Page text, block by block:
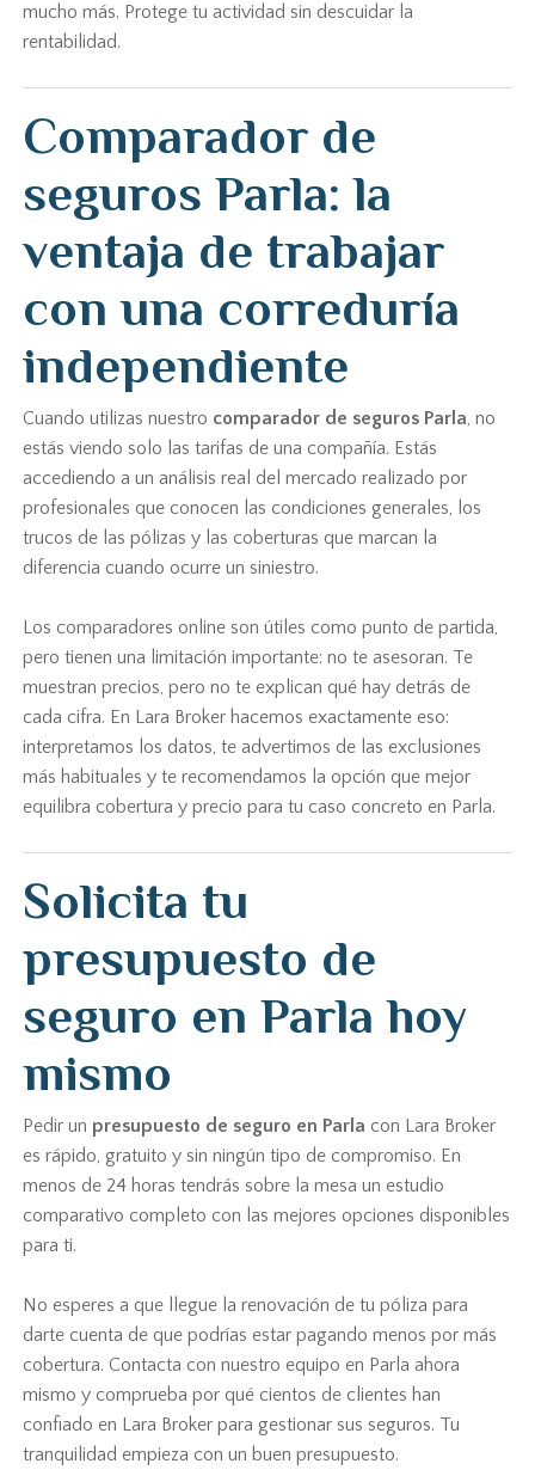
mucho más. Protege tu actividad sin descuidar la
rentabilidad.
Comparador de
seguros Parla: la
ventaja de trabajar
con una correduría
independiente
Cuando utilizas nuestro comparador de seguros Parla, no
estás viendo solo las tarifas de una compañía. Estás
accediendo a un análisis real del mercado realizado por
profesionales que conocen las condiciones generales, los
trucos de las pólizas y las coberturas que marcan la
diferencia cuando ocurre un siniestro.
Los comparadores online son útiles como punto de partida,
pero tienen una limitación importante: no te asesoran. Te
muestran precios, pero no te explican qué hay detrás de
cada cifra. En Lara Broker hacemos exactamente eso:
interpretamos los datos, te advertimos de las exclusiones
más habituales y te recomendamos la opción que mejor
equilibra cobertura y precio para tu caso concreto en Parla.
Solicita tu
presupuesto de
seguro en Parla hoy
mismo
Pedir un presupuesto de seguro en Parla con Lara Broker
es rápido, gratuito y sin ningún tipo de compromiso. En
menos de 24 horas tendrás sobre la mesa un estudio
comparativo completo con las mejores opciones disponibles
para ti.
No esperes a que llegue la renovación de tu póliza para
darte cuenta de que podrías estar pagando menos por más
cobertura. Contacta con nuestro equipo en Parla ahora
mismo y comprueba por qué cientos de clientes han
confiado en Lara Broker para gestionar sus seguros. Tu
tranquilidad empieza con un buen presupuesto.